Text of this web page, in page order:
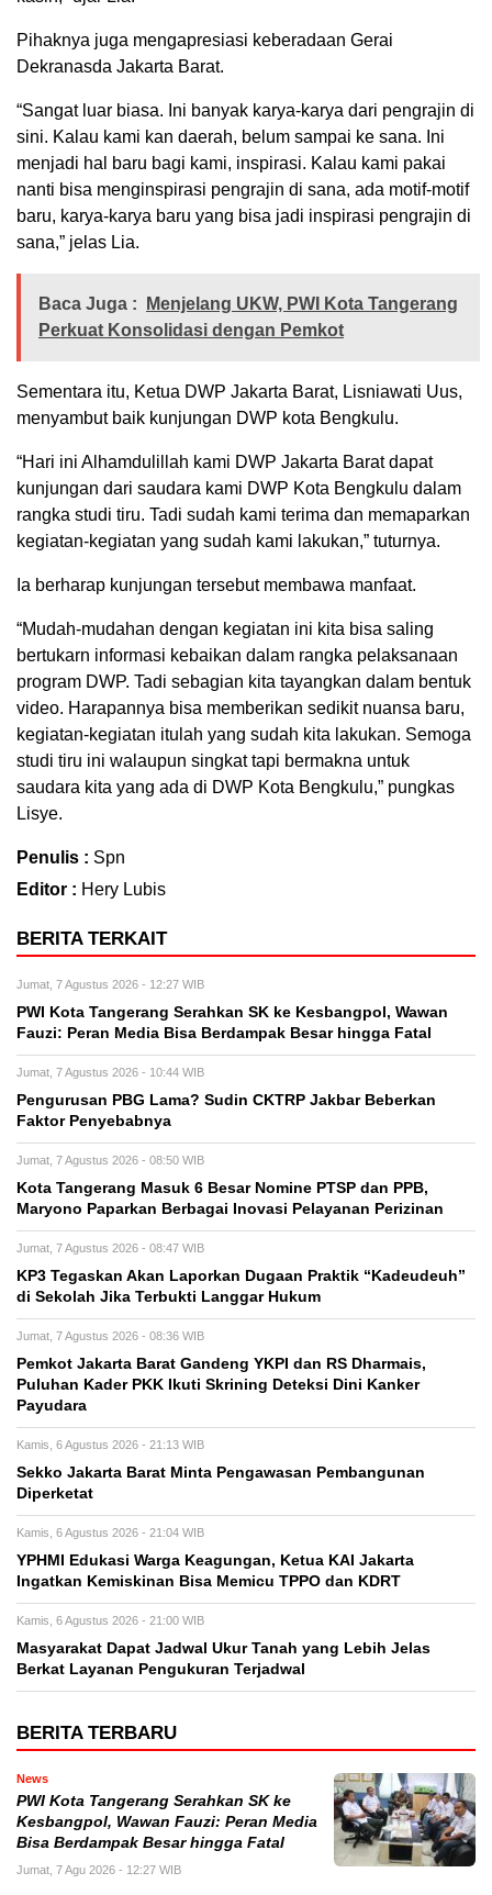
Pihaknya juga mengapresiasi keberadaan Gerai
Dekranasda Jakarta Barat.
“Sangat luar biasa. Ini banyak karya-karya dari pengrajin di
sini. Kalau kami kan daerah, belum sampai ke sana. Ini
menjadi hal baru bagi kami, inspirasi. Kalau kami pakai
nanti bisa menginspirasi pengrajin di sana, ada motif-motif
baru, karya-karya baru yang bisa jadi inspirasi pengrajin di
sana,” jelas Lia.
Baca Juga :
‎Menjelang UKW, PWI Kota Tangerang
Perkuat Konsolidasi dengan Pemkot
Sementara itu, Ketua DWP Jakarta Barat, Lisniawati Uus,
menyambut baik kunjungan DWP kota Bengkulu.
“Hari ini Alhamdulillah kami DWP Jakarta Barat dapat
kunjungan dari saudara kami DWP Kota Bengkulu dalam
rangka studi tiru. Tadi sudah kami terima dan memaparkan
kegiatan-kegiatan yang sudah kami lakukan,” tuturnya.
Ia berharap kunjungan tersebut membawa manfaat.
“Mudah-mudahan dengan kegiatan ini kita bisa saling
bertukarn informasi kebaikan dalam rangka pelaksanaan
program DWP. Tadi sebagian kita tayangkan dalam bentuk
video. Harapannya bisa memberikan sedikit nuansa baru,
kegiatan-kegiatan itulah yang sudah kita lakukan. Semoga
studi tiru ini walaupun singkat tapi bermakna untuk
saudara kita yang ada di DWP Kota Bengkulu,” pungkas
Lisye.
Penulis : Spn
Editor : Hery Lubis
BERITA TERKAIT
Jumat, 7 Agustus 2026 - 12:27 WIB
PWI Kota Tangerang Serahkan SK ke Kesbangpol, Wawan
Fauzi: Peran Media Bisa Berdampak Besar hingga Fatal
Jumat, 7 Agustus 2026 - 10:44 WIB
Pengurusan PBG Lama? Sudin CKTRP Jakbar Beberkan
Faktor Penyebabnya
Jumat, 7 Agustus 2026 - 08:50 WIB
Kota Tangerang Masuk 6 Besar Nomine PTSP dan PPB,
Maryono Paparkan Berbagai Inovasi Pelayanan Perizinan
Jumat, 7 Agustus 2026 - 08:47 WIB
KP3 Tegaskan Akan Laporkan Dugaan Praktik “Kadeudeuh”
di Sekolah Jika Terbukti Langgar Hukum
Jumat, 7 Agustus 2026 - 08:36 WIB
Pemkot Jakarta Barat Gandeng YKPI dan RS Dharmais,
Puluhan Kader PKK Ikuti Skrining Deteksi Dini Kanker
Payudara
Kamis, 6 Agustus 2026 - 21:13 WIB
Sekko Jakarta Barat Minta Pengawasan Pembangunan
Diperketat
Kamis, 6 Agustus 2026 - 21:04 WIB
YPHMI Edukasi Warga Keagungan, Ketua KAI Jakarta
Ingatkan Kemiskinan Bisa Memicu TPPO dan KDRT
Kamis, 6 Agustus 2026 - 21:00 WIB
Masyarakat Dapat Jadwal Ukur Tanah yang Lebih Jelas
Berkat Layanan Pengukuran Terjadwal
BERITA TERBARU
News
PWI Kota Tangerang Serahkan SK ke
Kesbangpol, Wawan Fauzi: Peran Media
Bisa Berdampak Besar hingga Fatal
Jumat, 7 Agu 2026 - 12:27 WIB